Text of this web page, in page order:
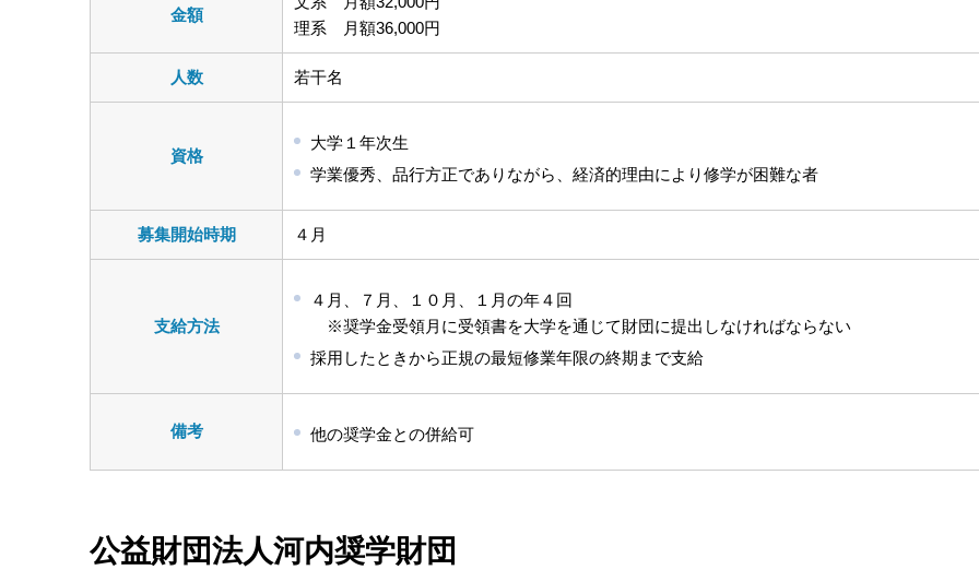
金額
理系 月額36,000円
人数 若干名
資格
大学１年次生
学業優秀、品行方正でありながら、経済的理由により修学が困難な者
募集開始時期 ４月
支給方法
４月、７月、１０月、１月の年４回
※奨学金受領月に受領書を大学を通じて財団に提出しなければならない
採用したときから正規の最短修業年限の終期まで支給
備考 他の奨学金との併給可
公益財団法人河内奨学財団